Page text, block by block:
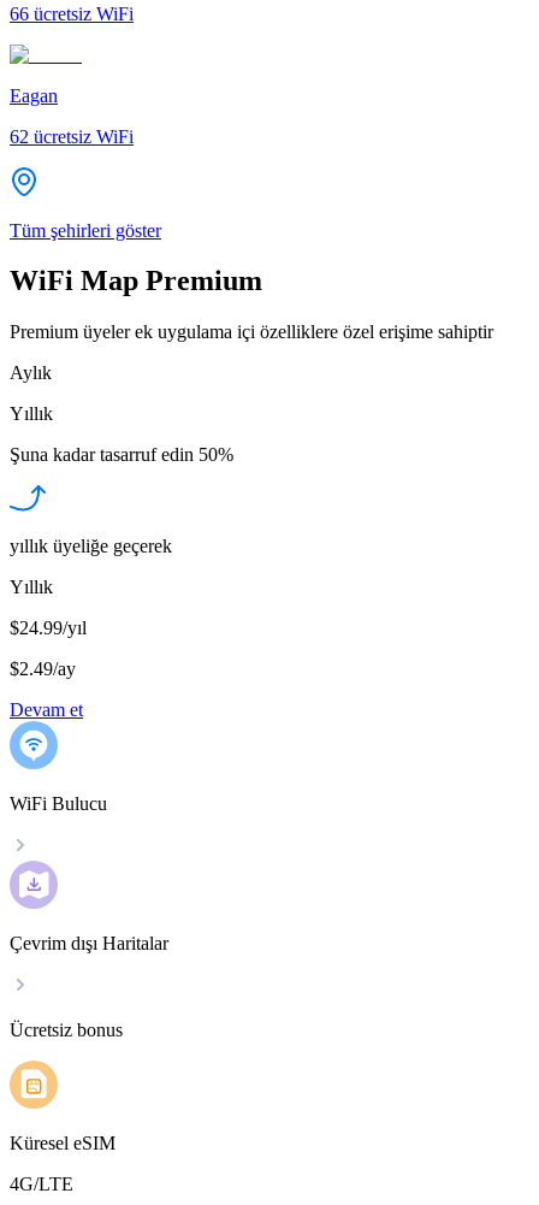
66 ücretsiz WiFi
Eagan
62 ücretsiz WiFi
Tüm şehirleri göster
WiFi Map Premium
Premium üyeler ek uygulama içi özelliklere özel erişime sahiptir
Aylık
Yıllık
Şuna kadar tasarruf edin 50%
yıllık üyeliğe geçerek
Yıllık
$24.99/yıl
$2.49/ay
Devam et
WiFi Bulucu
Çevrim dışı Haritalar
Ücretsiz bonus
Küresel eSIM
4G/LTE